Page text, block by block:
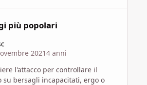
più popolari
20214 anni
l'attacco per controllare il
su bersagli incapacitati, ergo o